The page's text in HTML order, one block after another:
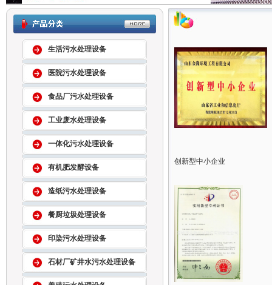
生活污水处理设备
医院污水处理设备
食品厂污水处理设备
工业废水处理设备
一体化污水处理设备
有机肥发酵设备
造纸污水处理设备
餐厨垃圾处理设备
印染污水处理设备
石材厂矿井水污水处理设备
创新型中小企业